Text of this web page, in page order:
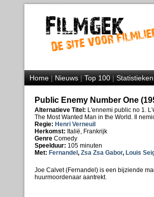
Home|Nieuws|Top 100|Statistieken
Public Enemy Number One
Alternatieve Titel: L'ennemi public no 1.
The Most Wanted Man in the World. Il
Regie: Henri Verneuil
Herkomst: Italië, Frankrijk
Genre Comedy
Speelduur: 105 minuten
Met: Fernandel , Zsa Zsa Gabor, Louis
Joe Calvet (Fernandel) is een bijziende
huurmoordenaar aantrekt.